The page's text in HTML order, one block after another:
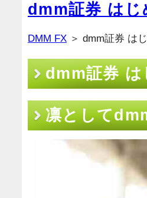
dmm証券 はじ
DMM FX ＞ dmm証券 は
dmm証券 は
凛として